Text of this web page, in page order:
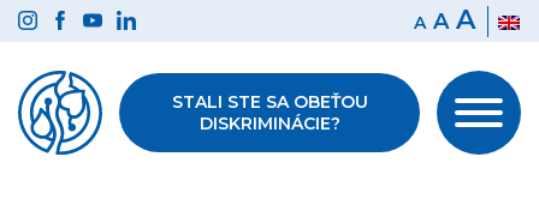
Preskočiť
na
obsah
A A A
STALI STE SA OBEŤOU
DISKRIMINÁCIE?